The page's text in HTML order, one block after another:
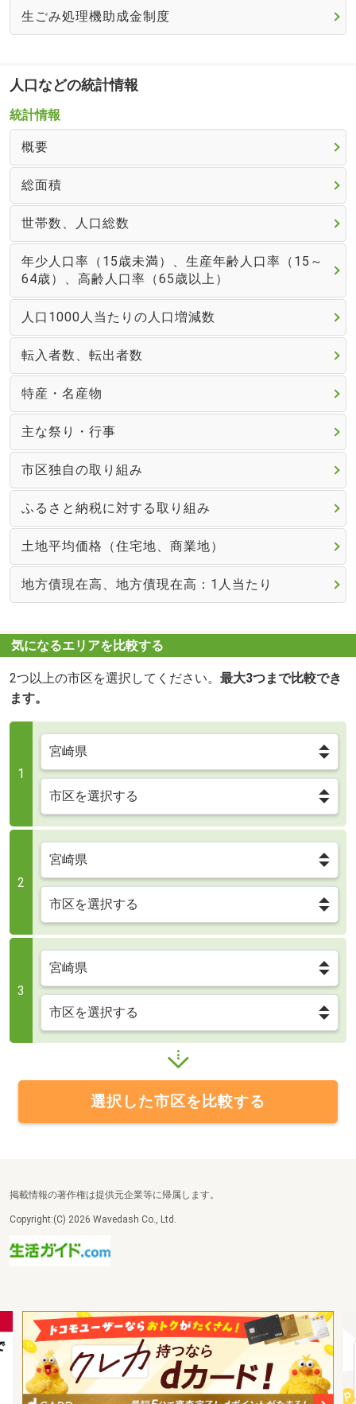
生ごみ処理機助成金制度
人口などの統計情報
統計情報
概要
総面積
世帯数、人口総数
年少人口率（15歳未満）、生産年齢人口率（15～
64歳）、高齢人口率（65歳以上）
人口1000人当たりの人口増減数
転入者数、転出者数
特産・名産物
主な祭り・行事
市区独自の取り組み
ふるさと納税に対する取り組み
土地平均価格（住宅地、商業地）
地方債現在高、地方債現在高：1人当たり
気になるエリアを比較する
2つ以上の市区を選択してください。 最大3つまで比較でき
ます。
1
2
3
選択した市区を比較する
掲載情報の著作権は提供元企業等に帰属します。
Copyright:(C) 2026 Wavedash Co., Ltd.